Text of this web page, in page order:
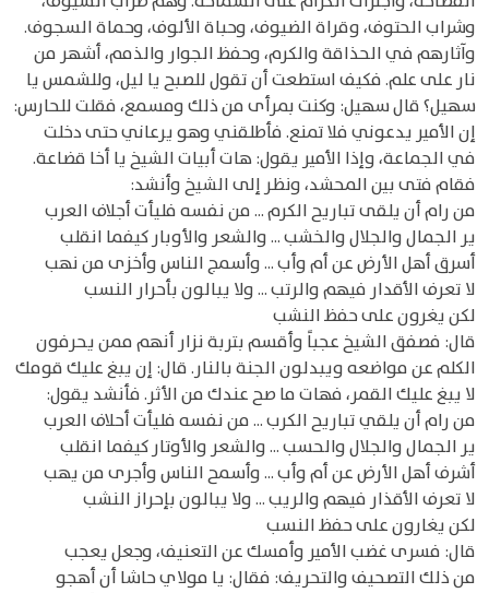
وشراب الحتوف، وقراة الضيوف، وحباة الألوف، وحماة السجوف.
وآثارهم في الحذاقة والكرم، وحفظ الجوار والذمم، أشهر من
نار على علم. فكيف استطعت أن تقول للصبح يا ليل، وللشمس يا
سهيل؟ قال سهيل: وكنت بمرأى من ذلك ومسمع، فقلت للحارس:
إن الأمير يدعوني فلا تمنع. فأطلقني وهو يرعاني حتى دخلت
في الجماعة، وإذا الأمير يقول: هات أبيات الشيخ يا أخا قضاعة.
فقام فتى بين المحشد، ونظر إلى الشيخ وأنشد:
من رام أن يلقى تباريح الكرم ... من نفسه فليأت أجلاف العرب
ير الجمال والجلال والخشب ... والشعر والأوبار كيفما انقلب
أسرق أهل الأرض عن أم وأب ... وأسمج الناس وأخزى من نهب
لا تعرف الأقدار فيهم والرتب ... ولا يبالون بأحرار النسب
لكن يغرون على حفظ النشب
قال: فصفق الشيخ عجباً وأقسم بتربة نزار أنهم ممن يحرفون
الكلم عن مواضعه ويبدلون الجنة بالنار. قال: إن يبغ عليك قومك
لا يبغ عليك القمر، فهات ما صح عندك من الأثر. فأنشد يقول:
من رام أن يلقي تباريح الكرب ... من نفسه فليأت أحلاف العرب
ير الجمال والجلال والحسب ... والشعر والأوتار كيفما انقلب
أشرف أهل الأرض عن أم وأب ... وأسمح الناس وأجرى من يهب
لا تعرف الأقذار فيهم والريب ... ولا يبالون بإحراز النشب
لكن يغارون على حفظ النسب
قال: فسرى غضب الأمير وأمسك عن التعنيف، وجعل يعجب
من ذلك التصحيف والتحريف: فقال: يا مولاي حاشا أن أهجو